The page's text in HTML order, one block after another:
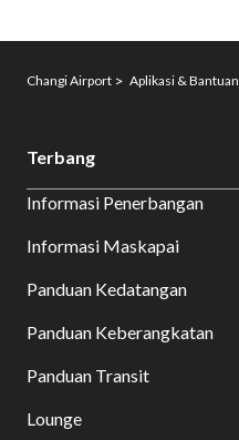
Changi Airport Aplikasi & Bantuan
Terbang
Informasi Penerbangan
Informasi Maskapai
Panduan Kedatangan
Panduan Keberangkatan
Panduan Transit
Lounge